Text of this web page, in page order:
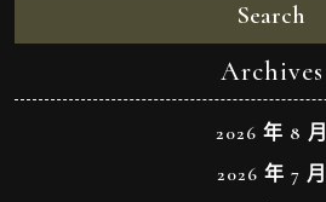
Search
Archives
2026 年 8 月
2026 年 7 月